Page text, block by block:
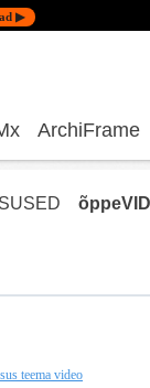
▶
ArchiFrame
teema video